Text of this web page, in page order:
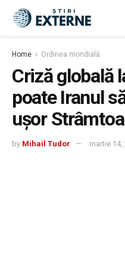
Home Ordinea mondială
Criză globală
poate Iranul
ușor
by Mihail Tudor martie 14,